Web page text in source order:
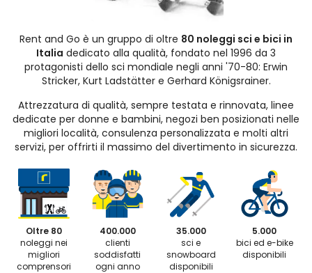
Rent and Go è un gruppo di oltre 80 noleggi sci e bici in
Italia dedicato alla qualità, fondato nel 1996 da 3
protagonisti dello sci mondiale negli anni '70-80: Erwin
Stricker, Kurt Ladstätter e Gerhard Königsrainer.
Attrezzatura di qualità, sempre testata e rinnovata, linee
dedicate per donne e bambini, negozi ben posizionati nelle
migliori località, consulenza personalizzata e molti altri
servizi, per offrirti il massimo del divertimento in sicurezza.
Oltre 80
noleggi nei
migliori
comprensori
400.000
clienti
soddisfatti
ogni anno
35.000
sci e
snowboard
disponibili
5.000
bici ed e-bike
disponibili